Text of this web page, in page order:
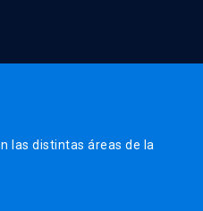
las distintas áreas de la